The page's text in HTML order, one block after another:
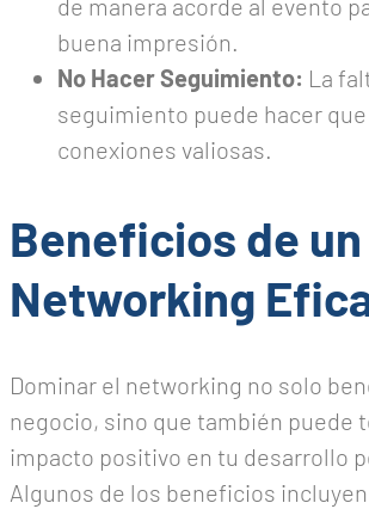
de manera acorde al evento
buena impresión.
No Hacer Seguimiento: La
seguimiento puede hacer
conexiones valiosas.
Beneficios de un
Networking
Dominar el networking no solo
negocio, sino que también puede
impacto positivo en tu desarrollo
Algunos de los beneficios